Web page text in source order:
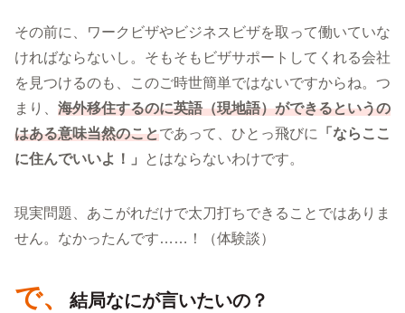
その前に、ワークビザやビジネスビザを取って働いていな
ければならないし。そもそもビザサポートしてくれる会社
を見つけるのも、このご時世簡単ではないですからね。つ
まり、 海外移住するのに英語（現地語）ができるというの
はある意味当然のことであって、ひとっ飛びに
「ならここ
に住んでいいよ！」
とはならないわけです。
現実問題、あこがれだけで太刀打ちできることではありま
せん。なかったんです……！（体験談）
で、 結局なにが言いたいの？